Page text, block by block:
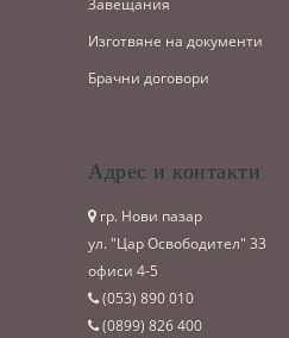
Завещания
Изготвяне на документи
Брачни договори
Адрес и контакти
гр. Нови пазар
ул. "Цар Освободител" 33
офиси 4-5
(053)­ 890 010
(0899)­ 826 400